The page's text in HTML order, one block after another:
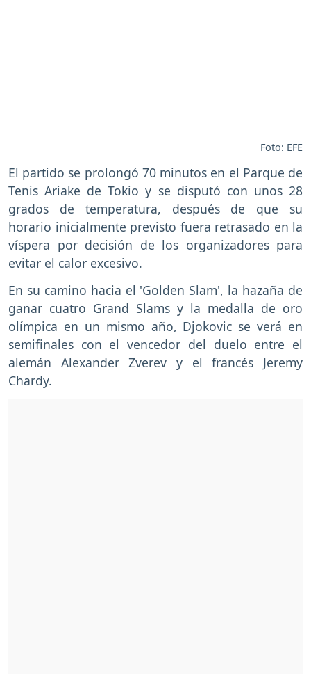
Foto: EFE
El partido se prolongó 70 minutos en el Parque de
Tenis Ariake de Tokio y se disputó con unos 28
grados de temperatura, después de que su
horario inicialmente previsto fuera retrasado en la
víspera por decisión de los organizadores para
evitar el calor excesivo.
En su camino hacia el 'Golden Slam', la hazaña de
ganar cuatro Grand Slams y la medalla de oro
olímpica en un mismo año, Djokovic se verá en
semifinales con el vencedor del duelo entre el
alemán Alexander Zverev y el francés Jeremy
Chardy.